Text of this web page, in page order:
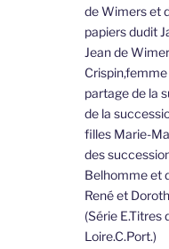
de Wimers et
papiers dudit
Jean de
partage de la
de la
filles Marie-
des
Belhomme et
René et
(Série E.Titres
Loire.C.Port.)